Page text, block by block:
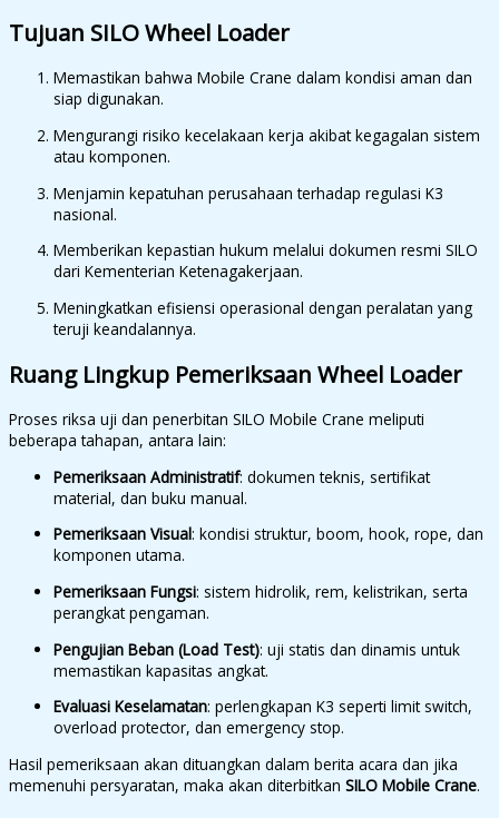
Tujuan SILO Wheel Loader
Memastikan bahwa Mobile Crane dalam kondisi aman dan
siap digunakan.
Mengurangi risiko kecelakaan kerja akibat kegagalan sistem
atau komponen.
Menjamin kepatuhan perusahaan terhadap regulasi K3
nasional.
Memberikan kepastian hukum melalui dokumen resmi SILO
dari Kementerian Ketenagakerjaan.
Meningkatkan efisiensi operasional dengan peralatan yang
teruji keandalannya.
Ruang Lingkup Pemeriksaan Wheel Loader
Proses riksa uji dan penerbitan SILO Mobile Crane meliputi
beberapa tahapan, antara lain:
Pemeriksaan Administratif: dokumen teknis, sertifikat
material, dan buku manual.
Pemeriksaan Visual: kondisi struktur, boom, hook, rope, dan
komponen utama.
Pemeriksaan Fungsi: sistem hidrolik, rem, kelistrikan, serta
perangkat pengaman.
Pengujian Beban (Load Test): uji statis dan dinamis untuk
memastikan kapasitas angkat.
Evaluasi Keselamatan: perlengkapan K3 seperti limit switch,
overload protector, dan emergency stop.
Hasil pemeriksaan akan dituangkan dalam berita acara dan jika
memenuhi persyaratan, maka akan diterbitkan SILO Mobile Crane.